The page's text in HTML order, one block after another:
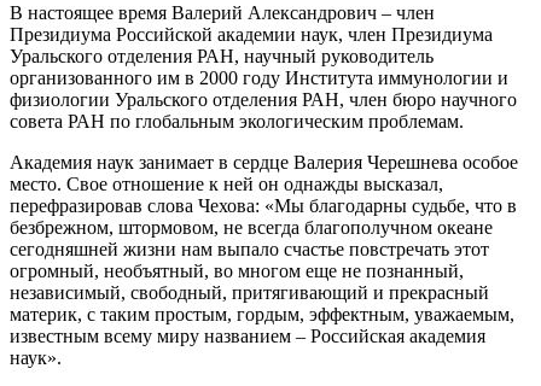
В настоящее время Валерий Александрович – член
Президиума Российской академии наук, член Президиума
Уральского отделения РАН, научный руководитель
организованного им в 2000 году Института иммунологии и
физиологии Уральского отделения РАН, член бюро научного
совета РАН по глобальным экологическим проблемам.
Академия наук занимает в сердце Валерия Черешнева особое
место. Свое отношение к ней он однажды высказал,
перефразировав слова Чехова: «Мы благодарны судьбе, что в
безбрежном, штормовом, не всегда благополучном океане
сегодняшней жизни нам выпало счастье повстречать этот
огромный, необъятный, во многом еще не познанный,
независимый, свободный, притягивающий и прекрасный
материк, с таким простым, гордым, эффектным, уважаемым,
известным всему миру названием – Российская академия
наук».